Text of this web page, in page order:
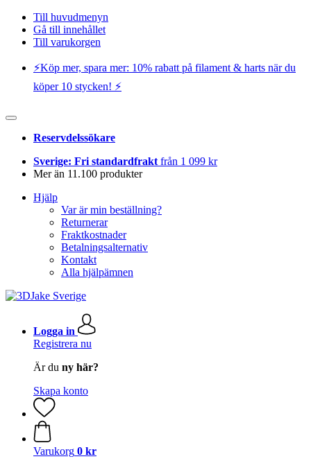
Till huvudmenyn
Gå till innehållet
Till varukorgen
⚡️Köp mer, spara mer: 10% rabatt på filament & harts när du
köper 10 stycken! ⚡️
Reservdelssökare
Sverige: Fri standardfrakt från 1 099 kr
Mer än 11.100 produkter
Hjälp
Var är min beställning?
Returnerar
Fraktkostnader
Betalningsalternativ
Kontakt
Alla hjälpämnen
Logga in
Registrera nu
Är du ny här?
Skapa konto
Varukorg 0 kr